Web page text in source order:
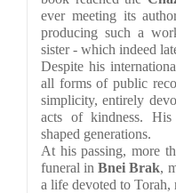
ever meeting its
producing such a
sister - which indeed
Despite his
all forms of public
simplicity, entirely
acts of kindness.
shaped generations.
At his passing, more
funeral in Bnei Brak,
a life devoted to Torah,